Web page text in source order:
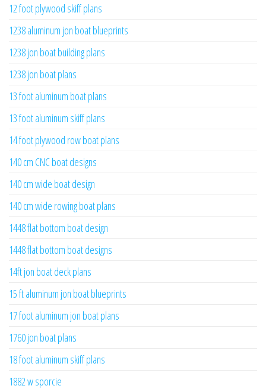
12 foot plywood skiff plans
1238 aluminum jon boat blueprints
1238 jon boat building plans
1238 jon boat plans
13 foot aluminum boat plans
13 foot aluminum skiff plans
14 foot plywood row boat plans
140 cm CNC boat designs
140 cm wide boat design
140 cm wide rowing boat plans
1448 flat bottom boat design
1448 flat bottom boat designs
14ft jon boat deck plans
15 ft aluminum jon boat blueprints
17 foot aluminum jon boat plans
1760 jon boat plans
18 foot aluminum skiff plans
1882 w sporcie